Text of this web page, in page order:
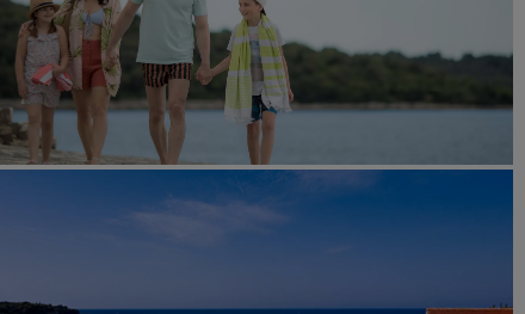
Réunions et événements
Réservez une salle de
Demander un devis